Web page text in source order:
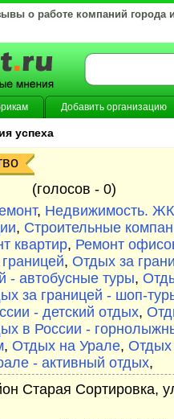
о работе компаний города
Добавить организацию
успеха
(голосов - 0)
, Недвижимость.
, Строительные
квартир, Ремонт
, Отдых за
- автобусные туры,
за границей - шоп-
- детский отдых,
в России -
, Отдых на Урале, Отдых
- активный отдых,
Старая Сортировка,